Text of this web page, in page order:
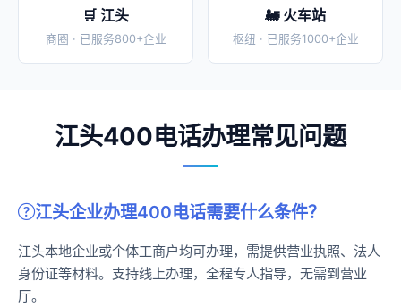
🛒 江头
商圈 · 已服务800+企业
🚂 火车站
枢纽 · 已服务1000+企业
江头400电话办理常见问题
江头企业办理400电话需要什么条件？
江头本地企业或个体工商户均可办理，需提供营业执照、法人
身份证等材料。支持线上办理，全程专人指导，无需到营业
厅。